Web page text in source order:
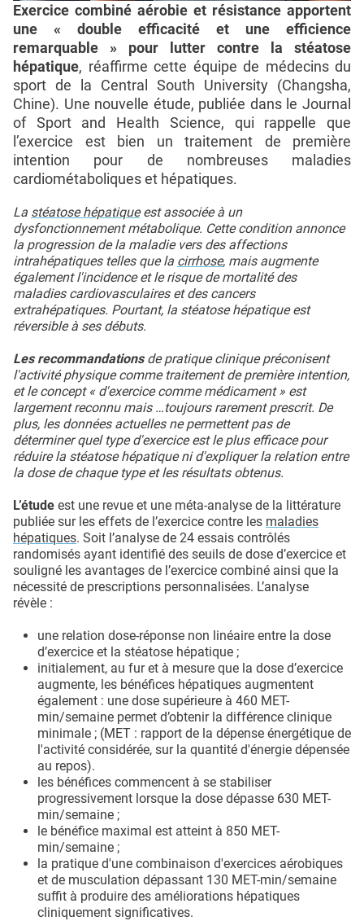
Exercice combiné aérobie et résistance apportent
une « double efficacité et une efficience
remarquable » pour lutter contre la stéatose
hépatique, réaffirme cette équipe de médecins du
sport de la Central South University (Changsha,
Chine). Une nouvelle étude, publiée dans le Journal
of Sport and Health Science, qui rappelle que
l’exercice est bien un traitement de première
intention pour de nombreuses maladies
cardiométaboliques et hépatiques.
La stéatose hépatiqueest associée à un
dysfonctionnement métabolique. Cette condition annonce
la progression de la maladie vers des affections
intrahépatiques telles que la cirrhose, mais augmente
également l'incidence et le risque de mortalité des
maladies cardiovasculaires et des cancers
extrahépatiques. Pourtant, la stéatose hépatique est
réversible à ses débuts.
Les recommandationsde pratique clinique préconisent
l'activité physique comme traitement de première intention,
et le concept « d'exercice comme médicament » est
largement reconnu mais …toujours rarement prescrit. De
plus, les données actuelles ne permettent pas de
déterminer quel type d'exercice est le plus efficace pour
réduire la stéatose hépatique ni d'expliquer la relation entre
la dose de chaque type et les résultats obtenus.
L’étude est une revue et une méta-analyse de la littérature
publiée sur les effets de l’exercice contre les maladies
hépatiques. Soit l’analyse de 24 essais contrôlés
randomisés ayant identifié des seuils de dose d’exercice et
souligné les avantages de l’exercice combiné ainsi que la
nécessité de prescriptions personnalisées. L’analyse
révèle :
une relation dose-réponse non linéaire entre la dose
d’exercice et la stéatose hépatique ;
initialement, au fur et à mesure que la dose d’exercice
augmente, les bénéfices hépatiques augmentent
également : une dose supérieure à 460 MET-
min/semaine permet d’obtenir la différence clinique
minimale ; (MET : rapport de la dépense énergétique de
l'activité considérée, sur la quantité d'énergie dépensée
au repos).
les bénéfices commencent à se stabiliser
progressivement lorsque la dose dépasse 630 MET-
min/semaine ;
le bénéfice maximal est atteint à 850 MET-
min/semaine ;
la pratique d'une combinaison d'exercices aérobiques
et de musculation dépassant 130 MET-min/semaine
suffit à produire des améliorations hépatiques
cliniquement significatives.